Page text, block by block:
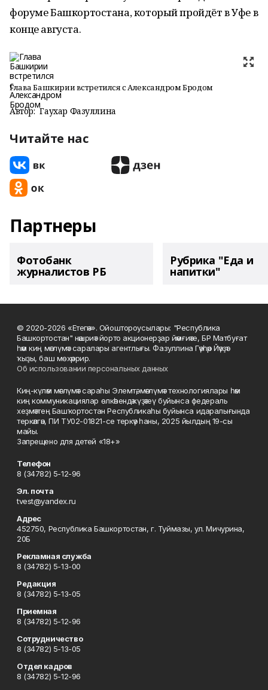
форуме Башкортостана, который пройдёт в Уфе в
конце августа.
Глава Башкирии встретился с Александром Бродом
Автор: Гаухар Фазуллина
Читайте нас
Партнеры
Фотобанк
журналистов РБ
Рубрика "Еда и
напитки"
© 2020-2026 «Етегән». Ойоштороусылары: "Республика
Башкортостан" нәшриәт йорто акционерҙар йәмғиәте, БР Матбуғат
һәм киң мәғлүмәт саралары агентлығы. Фазуллина Гәүһәр Йәүҙәт
ҡыҙы, баш мөхәррир.
Об использовании персональных данных
Киң-күләм мәғлүмәт сараһы Элемтә, мәғлүмәт технологиялары һәм
киң коммуникациялар өлкәһендә күҙәтеү буйынса федераль
хеҙмәттең Башҡортостан Республикаһы буйынса идаралығында
теркәлгән, ПИ ТУ02-01821-се теркәү һаны, 2025 йылдың 19-сы
майы.
Запрещено для детей «18+»
Телефон
8 (34782) 5-12-96
Эл. почта
tvest@yandex.ru
Адрес
452750, Республика Башкортостан, г. Туймазы, ул. Мичурина,
20Б
Рекламная служба
8 (34782) 5-13-00
Редакция
8 (34782) 5-13-05
Приемная
8 (34782) 5-12-96
Сотрудничество
8 (34782) 5-13-05
Отдел кадров
8 (34782) 5-12-96